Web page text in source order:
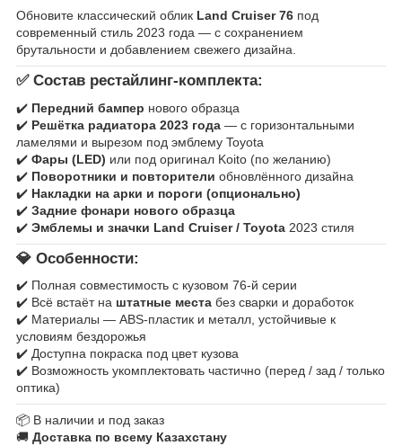
Обновите классический облик Land Cruiser 76 под
современный стиль 2023 года — с сохранением
брутальности и добавлением свежего дизайна.
✅ Состав рестайлинг-комплекта:
✔️ Передний бампер нового образца
✔️ Решётка радиатора 2023 года — с горизонтальными
ламелями и вырезом под эмблему Toyota
✔️ Фары (LED) или под оригинал Koito (по желанию)
✔️ Поворотники и повторители обновлённого дизайна
✔️ Накладки на арки и пороги (опционально)
✔️ Задние фонари нового образца
✔️ Эмблемы и значки Land Cruiser / Toyota 2023 стиля
💎 Особенности:
✔️ Полная совместимость с кузовом 76-й серии
✔️ Всё встаёт на штатные места без сварки и доработок
✔️ Материалы — ABS-пластик и металл, устойчивые к
условиям бездорожья
✔️ Доступна покраска под цвет кузова
✔️ Возможность укомплектовать частично (перед / зад / только
оптика)
📦 В наличии и под заказ
🚚 Доставка по всему Казахстану